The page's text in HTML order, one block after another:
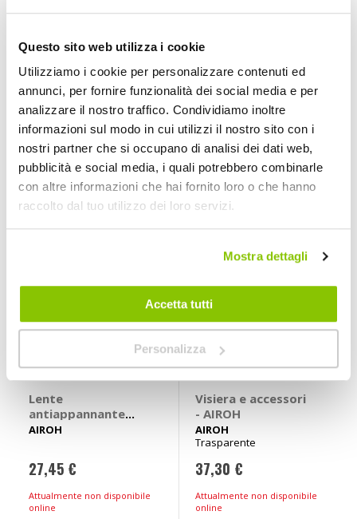
Questo sito web utilizza i cookie
Utilizziamo i cookie per personalizzare contenuti ed
annunci, per fornire funzionalità dei social media e per
analizzare il nostro traffico. Condividiamo inoltre
informazioni sul modo in cui utilizzi il nostro sito con i
nostri partner che si occupano di analisi dei dati web,
pubblicità e social media, i quali potrebbero combinarle
con altre informazioni che hai fornito loro o che hanno
raccolto dal tuo utilizzo dei loro servizi.
Mostra dettagli
Accetta tutti
Personalizza
Casco Enduro
Commander 2
339,00 € 319,95 € -6%
Spedizione gratuita!
Casco Integrale
Connor Samurai
A partire da
119,95 €
Spedizione gratuita!
Lente
antiappannante
Pinlock - AIROH
AIROH
27,45 €
Attualmente non disponibile
online
Visiera e accessori
- AIROH
AIROH
Trasparente
37,30 €
Attualmente non disponibile
online